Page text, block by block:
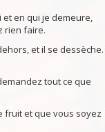
et en qui je demeure,
rien faire.
et il se dessèche.
tout ce que
fruit et que vous soyez